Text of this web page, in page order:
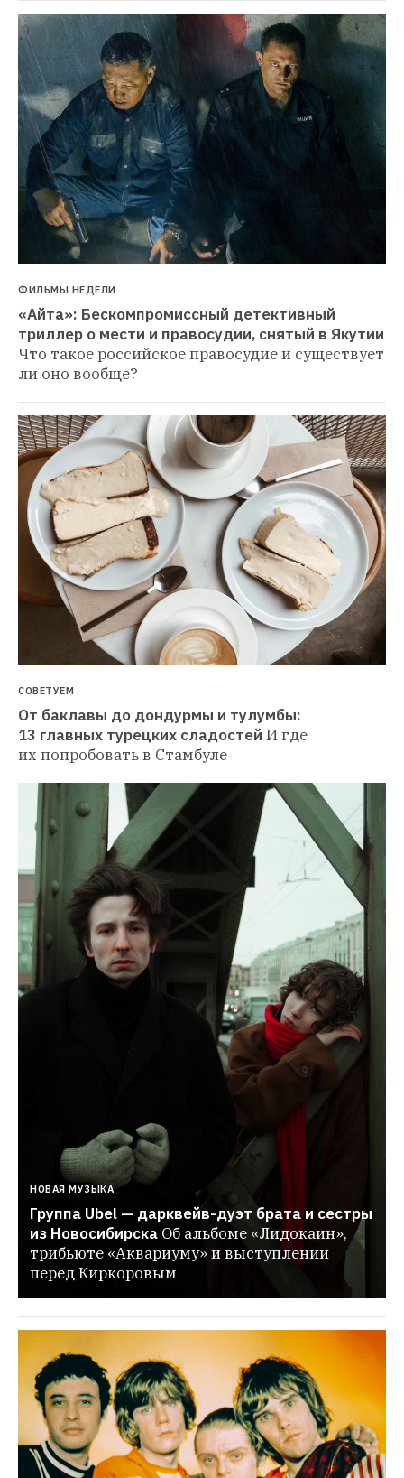
ФИЛЬМЫ НЕДЕЛИ
«Айта»: Бескомпромиссный детективный
триллер о мести и правосудии, снятый в Якутии
Что такое российское правосудие и существует
ли оно вообще?
СОВЕТУЕМ
От баклавы до дондурмы и тулумбы:
13 главных турецких сладостей И где
их попробовать в Стамбуле
НОВАЯ МУЗЫКА
Группа Ubel — дарквейв-дуэт брата и сестры
из Новосибирска Об альбоме «Лидокаин»,
трибьюте «Аквариуму» и выступлении
перед Киркоровым